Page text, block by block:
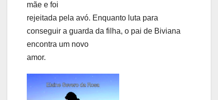
mãe e foi
rejeitada pela avó. Enquanto luta para
conseguir a guarda da filha, o pai de Biviana
encontra um novo
amor.